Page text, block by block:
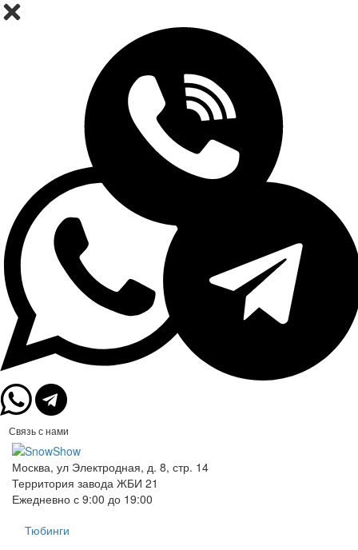
Связь с нами
Москва, ул Электродная, д. 8, стр. 14
Территория завода ЖБИ 21
Ежедневно с 9:00 до 19:00
Тюбинги